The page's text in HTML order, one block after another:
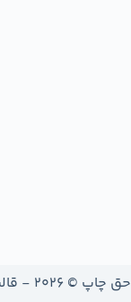
حق چاپ © 2026 - قالب وردپرس توسط